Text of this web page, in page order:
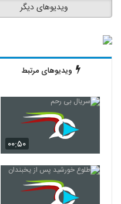
ویدیوهای دیگر
ویدیوهای مرتبط
۰۰:۵۰